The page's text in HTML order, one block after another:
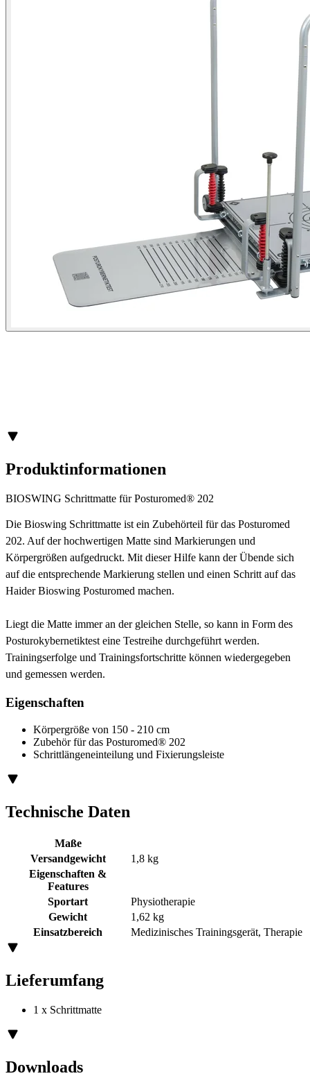
Produktinformationen
BIOSWING Schrittmatte für Posturomed® 202
Die Bioswing Schrittmatte ist ein Zubehörteil für das Posturomed
202. Auf der hochwertigen Matte sind Markierungen und
Körpergrößen aufgedruckt. Mit dieser Hilfe kann der Übende sich
auf die entsprechende Markierung stellen und einen Schritt auf das
Haider Bioswing Posturomed machen.
Liegt die Matte immer an der gleichen Stelle, so kann in Form des
Posturokybernetiktest eine Testreihe durchgeführt werden.
Trainingserfolge und Trainingsfortschritte können wiedergegeben
und gemessen werden.
Eigenschaften
Körpergröße von 150 - 210 cm
Zubehör für das Posturomed® 202
Schrittlängeneinteilung und Fixierungsleiste
Technische Daten
Maße
Versandgewicht
1,8 kg
Eigenschaften &
Features
Sportart
Physiotherapie
Gewicht
1,62 kg
Einsatzbereich
Medizinisches Trainingsgerät, Therapie
Lieferumfang
1 x Schrittmatte
Downloads